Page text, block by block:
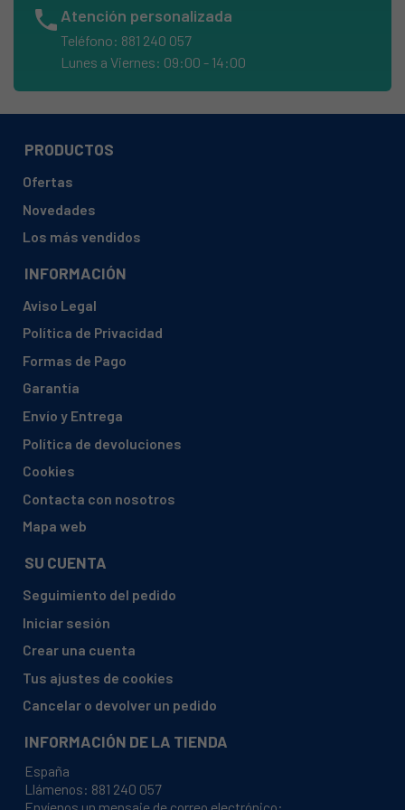
AEG, 92234192800 A82965-GA1
AEG, 92234193100 A82968-GA1
AEG, 92840516401SANTO753982KG
AEG, 92840517700 S75390KG
AEG, 92840518400 S75398KG
AEG, 92840539600 S75358KG2
AEG, 92840596500 S75388KG
AEG, A75238-GA1
AEG, A75248-GA1
AEG, ENB3460X
AEG, EUF29400AC
phone Atención personalizada
Teléfono: 881 240 057
Lunes a Viernes: 09:00 - 14:00
PRODUCTOS
Ofertas
Novedades
Los más vendidos
INFORMACIÓN
Aviso Legal
Política de Privacidad
Formas de Pago
Garantía
Envío y Entrega
Política de devoluciones
Cookies
Contacta con nosotros
Mapa web
SU CUENTA
Seguimiento del pedido
Iniciar sesión
Crear una cuenta
Tus ajustes de cookies
Cancelar o devolver un pedido
INFORMACIÓN DE LA TIENDA
España
Llámenos: 881 240 057